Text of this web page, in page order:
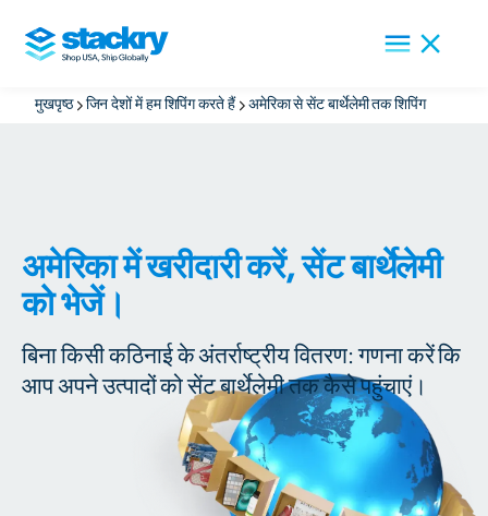
मुखपृष्ठ जिन देशों में हम शिपिंग करते हैं अमेरिका से सेंट बार्थेलेमी तक शिपिंग
अमेरिका में खरीदारी करें, सेंट बार्थेलेमी
को भेजें।
बिना किसी कठिनाई के अंतर्राष्ट्रीय वितरण: गणना करें कि
आप अपने उत्पादों को सेंट बार्थेलेमी तक कैसे पहुंचाएं।